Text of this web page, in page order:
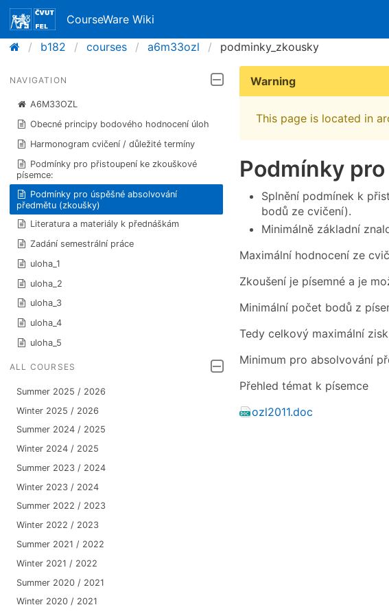
CourseWare Wiki
b182
courses a6m33ozl podminky_zkousky
NAVIGATION
A6M33OZL
Obecné principy bodového hodnocení úloh
Harmonogram cvičení / důležité termíny
Podmínky pro přistoupení ke zkouškové
písemce:
Podmínky pro úspěšné absolvování
předmětu (zkoušky)
Literatura a materiály k přednáškám
Zadání semestrální práce
uloha_1
uloha_2
uloha_3
uloha_4
uloha_5
ALL COURSES
Summer 2025 / 2026
Winter 2025 / 2026
Summer 2024 / 2025
Winter 2024 / 2025
Summer 2023 / 2024
Winter 2023 / 2024
Summer 2022 / 2023
Winter 2022 / 2023
Summer 2021 / 2022
Winter 2021 / 2022
Summer 2020 / 2021
Winter 2020 / 2021
Warning
This page is located in
Podmínky
Splnění podmínek k
bodů ze cvičení).
Minimálně základní
Maximální hodnocení ze
Zkoušení je písemné a je
Minimální počet bodů z
Tedy celkový maximální
Minimum pro absolvování
Přehled témat k písemce
ozl2011.doc